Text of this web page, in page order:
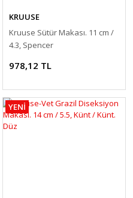
KRUUSE
Kruuse Sütür Makası. 11 cm /
4.3, Spencer
978,12 TL
YENİ